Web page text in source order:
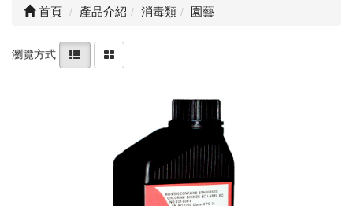
首頁 產品介紹 消毒類 園藝
瀏覽方式